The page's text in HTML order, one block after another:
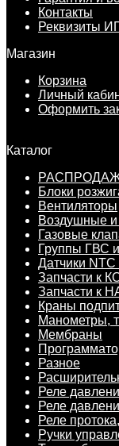
Контакты
Реквизиты
Магазин
Корзина
Личный
Оформить
Каталог
Блоки
Вентиляторы
Воздушные и
Газовые
Группы ГВС
Датчики
Запчасти к
Запчасти к
Краны
Манометры,
Мембраны
Разное
Реле
Реле
Реле
Ручки